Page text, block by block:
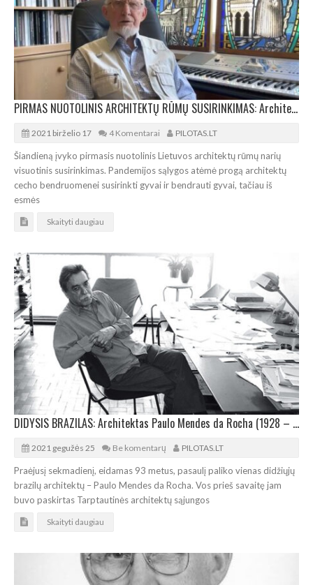
PIRMAS NUOTOLINIS ARCHITEKTŲ RŪMŲ SUSIRINKIMAS: Architektų Žiedas A.Mačiuliui
2021 birželio 17 4 Komentarai PILOTAS.LT
Šiandieną įvyko pirmasis nuotolinis Lietuvos architektų rūmų narių
visuotinis susirinkimas. Pandemijos sąlygos atėmė progą architektų
cecho bendruomenei susirinkti gyvai ir bendrauti gyvai, tačiau iš
esmės
Skaityti daugiau
DIDYSIS BRAZILAS: Architektas Paulo Mendes da Rocha (1928 – 2021)
2021 gegužės 25 Be komentarų PILOTAS.LT
Praėjusį sekmadienį, eidamas 93 metus, pasaulį paliko vienas didžiųjų
brazilų architektų – Paulo Mendes da Rocha. Vos prieš savaitę jam
buvo paskirtas Tarptautinės architektų sąjungos
Skaityti daugiau